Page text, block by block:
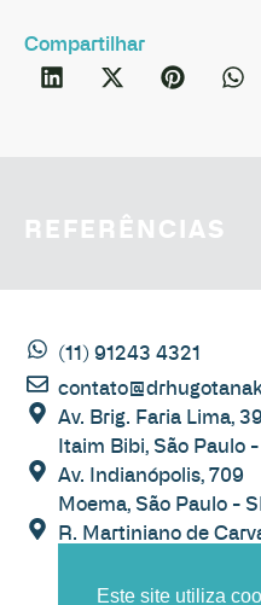
Compartilhar
REFERÊNCIAS
R. Martiniano de
Av. Indianópolis, 709
Moema, São Paulo -
Av. Brig. Faria Lima,
Itaim Bibi, São Paulo
(11) 91243 4321
Este site utiliza